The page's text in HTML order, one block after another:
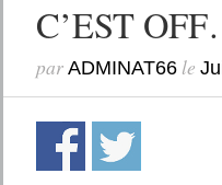
C’EST
par ADMINAT66le